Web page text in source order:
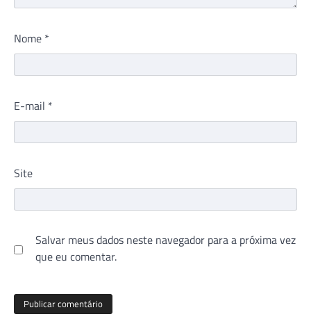
Nome *
E-mail *
Site
Salvar meus dados neste navegador para a próxima vez
que eu comentar.